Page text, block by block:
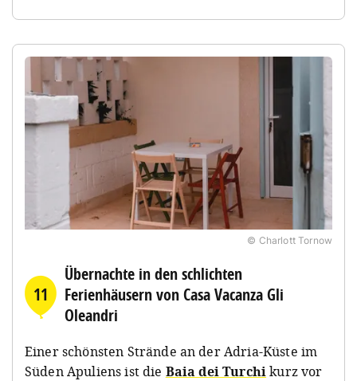
© Charlott Tornow
11
Übernachte in den schlichten
Ferienhäusern von Casa Vacanza Gli
Oleandri
Einer schönsten Strände an der Adria-Küste im
Süden Apuliens ist die Baia dei Turchikurz vor